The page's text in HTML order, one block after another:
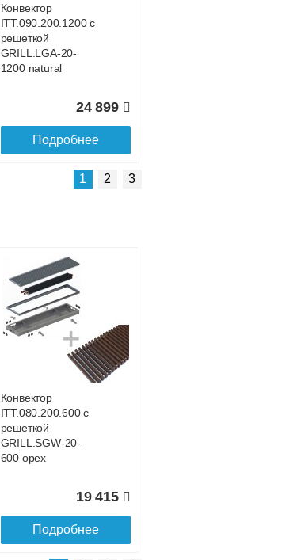
Подробнее о доставке
Конвектор
ITT.090.200.1200 с
решеткой
GRILL.LGA-20-
1200 natural
24 899
Подробнее
Конвектор
ITT.090.200.1500 с
GRILL.LGA-20-
30 428
Подробнее
1 2 3
Конвектор
ITT.080.200.600 с
решеткой
GRILL.SGW-20-
600 орех
19 415
Подробнее